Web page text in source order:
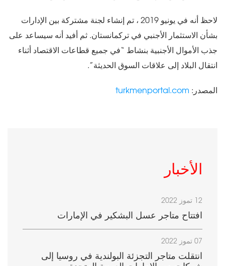
لاحظ أنه في يونيو 2019 ، تم إنشاء لجنة مشتركة بين الإدارات
بشأن الاستثمار الأجنبي في تركمانستان. ثم أفيد أنه سيساعد على
جذب الأموال الأجنبية بنشاط “في جميع قطاعات الاقتصاد أثناء
انتقال البلاد إلى علاقات السوق الحديثة”.
المصدر: turkmenportal.com
الأخبار
12 تموز 2022
افتتاح متاجر عسل البشكير في الإمارات
07 تموز 2022
انتقلت متاجر التجزئة البولندية في روسيا إلى